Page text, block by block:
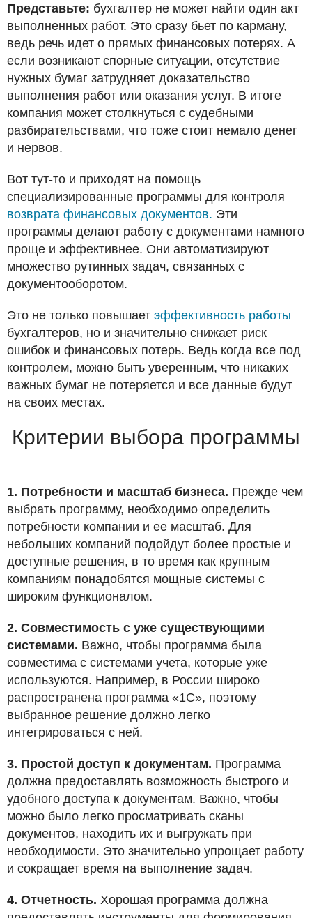
Представьте: бухгалтер не может найти один акт
выполненных работ. Это сразу бьет по карману,
ведь речь идет о прямых финансовых потерях. А
если возникают спорные ситуации, отсутствие
нужных бумаг затрудняет доказательство
выполнения работ или оказания услуг. В итоге
компания может столкнуться с судебными
разбирательствами, что тоже стоит немало денег
и нервов.
Вот тут-то и приходят на помощь
специализированные программы для контроля
возврата финансовых документов. Эти
программы делают работу с документами намного
проще и эффективнее. Они автоматизируют
множество рутинных задач, связанных с
документооборотом.
Это не только повышает эффективность работы
бухгалтеров, но и значительно снижает риск
ошибок и финансовых потерь. Ведь когда все под
контролем, можно быть уверенным, что никаких
важных бумаг не потеряется и все данные будут
на своих местах.
Критерии выбора программы
1. Потребности и масштаб бизнеса. Прежде чем
выбрать программу, необходимо определить
потребности компании и ее масштаб. Для
небольших компаний подойдут более простые и
доступные решения, в то время как крупным
компаниям понадобятся мощные системы с
широким функционалом.
2. Совместимость с уже существующими
системами. Важно, чтобы программа была
совместима с системами учета, которые уже
используются. Например, в России широко
распространена программа «1С», поэтому
выбранное решение должно легко
интегрироваться с ней.
3. Простой доступ к документам. Программа
должна предоставлять возможность быстрого и
удобного доступа к документам. Важно, чтобы
можно было легко просматривать сканы
документов, находить их и выгружать при
необходимости. Это значительно упрощает работу
и сокращает время на выполнение задач.
4. Отчетность. Хорошая программа должна